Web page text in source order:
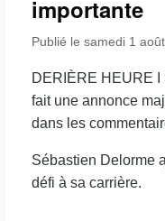
importante
Publié le samedi 1
DERIÈRE HEURE
fait une annonce
dans les
Sébastien Delorme
défi à sa carrière.